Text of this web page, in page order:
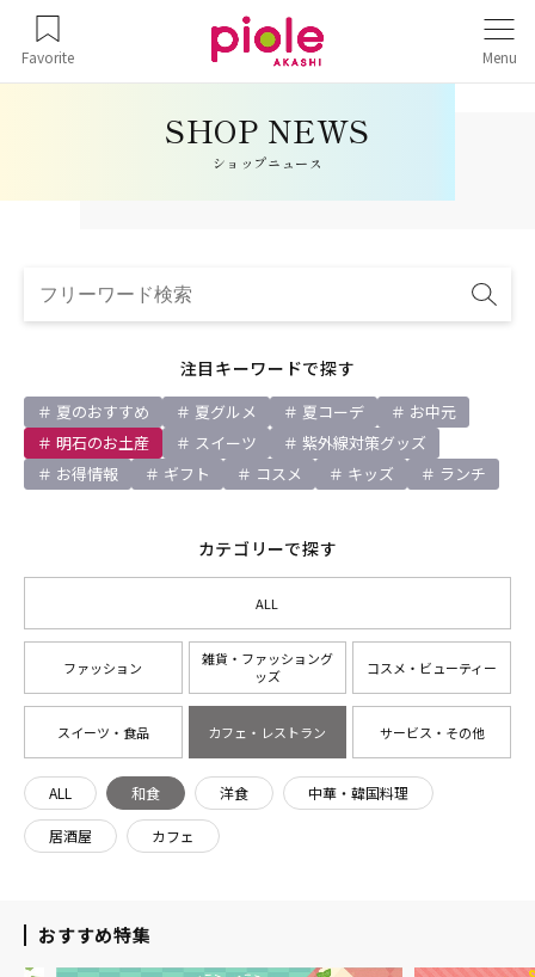
Favorite Menu
ショップニュース
注目キーワードで探す
夏のおすすめ 夏グルメ 夏コーデ
お中元
明石のお土産
スイーツ
紫外線対策グッズ
お得情報
ギフト コスメ キッズ ランチ
カテゴリーで探す
ALL
ファッション
雑貨・ファッショング
ッズ
コスメ・ビューティー
スイーツ・食品 カフェ・レストラン サービス・その他
ALL 和食 洋食 中華・韓国料理
居酒屋 カフェ
おすすめ特集